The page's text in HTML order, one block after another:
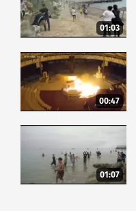
01:03
00:47
01:07